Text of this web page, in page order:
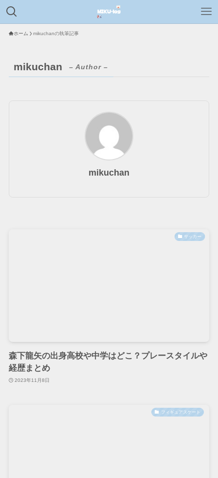
ホーム mikuchanの執筆記事
mikuchan – Author –
mikuchan
サッカー
森下龍矢の出身高校や中学はどこ？プレースタイルや
経歴まとめ
2023年11月8日
フィギュアスケート